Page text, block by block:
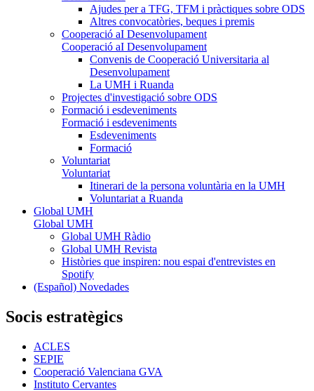
Ajudes per a TFG, TFM i pràctiques sobre ODS
Altres convocatòries, beques i premis
Cooperació aI Desenvolupament
Cooperació aI Desenvolupament
Convenis de Cooperació Universitaria al
Desenvolupament
La UMH i Ruanda
Projectes d'investigació sobre ODS
Formació i esdeveniments
Formació i esdeveniments
Esdeveniments
Formació
Voluntariat
Voluntariat
Itinerari de la persona voluntària en la UMH
Voluntariat a Ruanda
Global UMH
Global UMH
Global UMH Ràdio
Global UMH Revista
Històries que inspiren: nou espai d'entrevistes en
Spotify
(Español) Novedades
Socis estratègics
ACLES
SEPIE
Cooperació Valenciana GVA
Instituto Cervantes